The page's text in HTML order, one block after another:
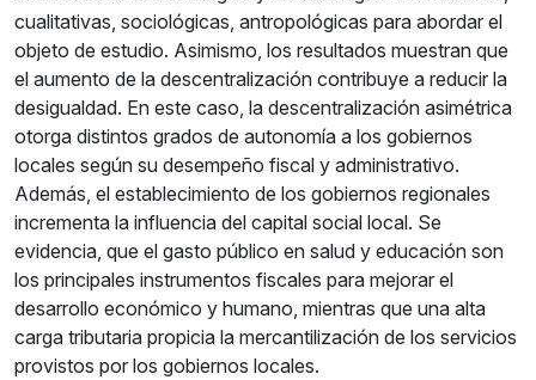
cualitativas, sociológicas, antropológicas para abordar el
objeto de estudio. Asimismo, los resultados muestran que
el aumento de la descentralización contribuye a reducir la
desigualdad. En este caso, la descentralización asimétrica
otorga distintos grados de autonomía a los gobiernos
locales según su desempeño fiscal y administrativo.
Además, el establecimiento de los gobiernos regionales
incrementa la influencia del capital social local. Se
evidencia, que el gasto público en salud y educación son
los principales instrumentos fiscales para mejorar el
desarrollo económico y humano, mientras que una alta
carga tributaria propicia la mercantilización de los servicios
provistos por los gobiernos locales.